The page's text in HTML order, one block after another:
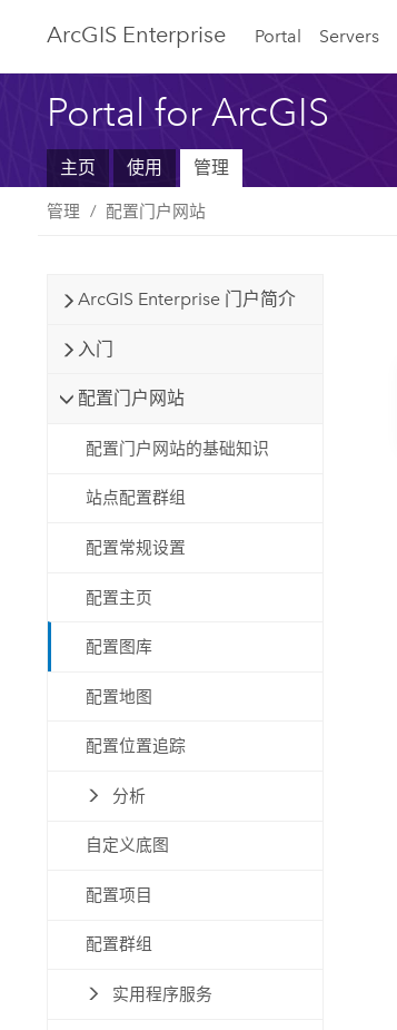
ArcGIS Enterprise Portal Servers
Portal for ArcGIS
主页 使用 管理
管理 配置门户网站
ArcGIS Enterprise 门户简介
入门
配置门户网站
配置门户网站的基础知识
站点配置群组
配置常规设置
配置主页
配置图库
配置地图
配置位置追踪
分析
自定义底图
配置项目
配置群组
实用程序服务